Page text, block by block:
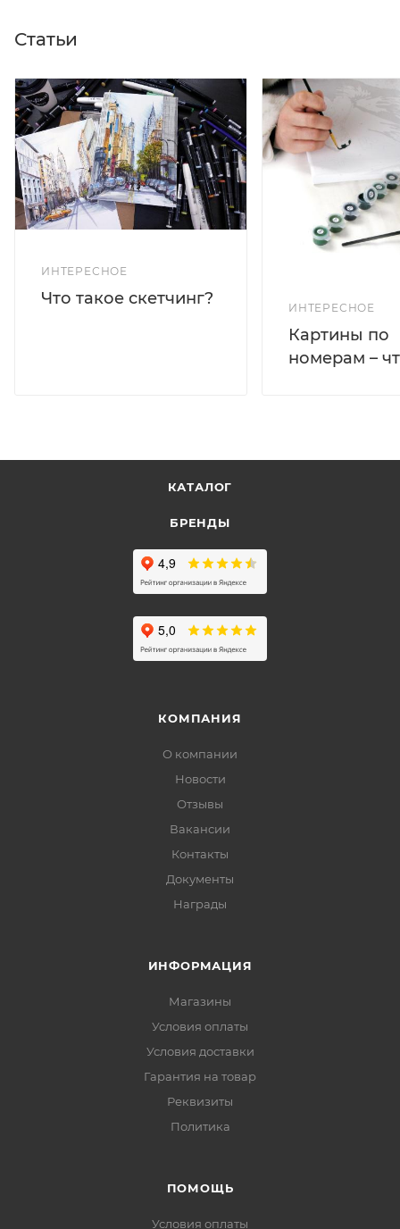
Статьи
ИНТЕРЕСНОЕ
Что такое скетчинг?
ИНТЕРЕСНОЕ
Картины по
номерам –
КАТАЛОГ
БРЕНДЫ
КОМПАНИЯ
О компании
Новости
Отзывы
Вакансии
Контакты
Документы
Награды
ИНФОРМАЦИЯ
Магазины
Условия оплаты
Условия доставки
Гарантия на товар
Реквизиты
Политика
ПОМОЩЬ
Условия оплаты